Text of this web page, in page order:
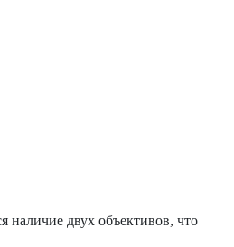
наличие двух объективов, что